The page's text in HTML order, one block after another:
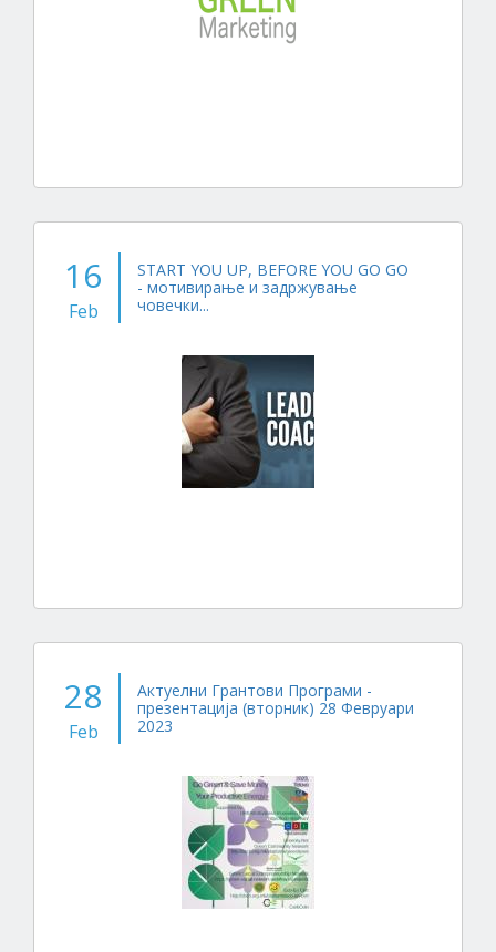
16
Feb
START YOU UP, BEFORE YOU GO GO
- мотивирање и задржување
човечки...
28
Feb
Актуелни Грантови Програми -
презентација (вторник) 28 Февруари
2023